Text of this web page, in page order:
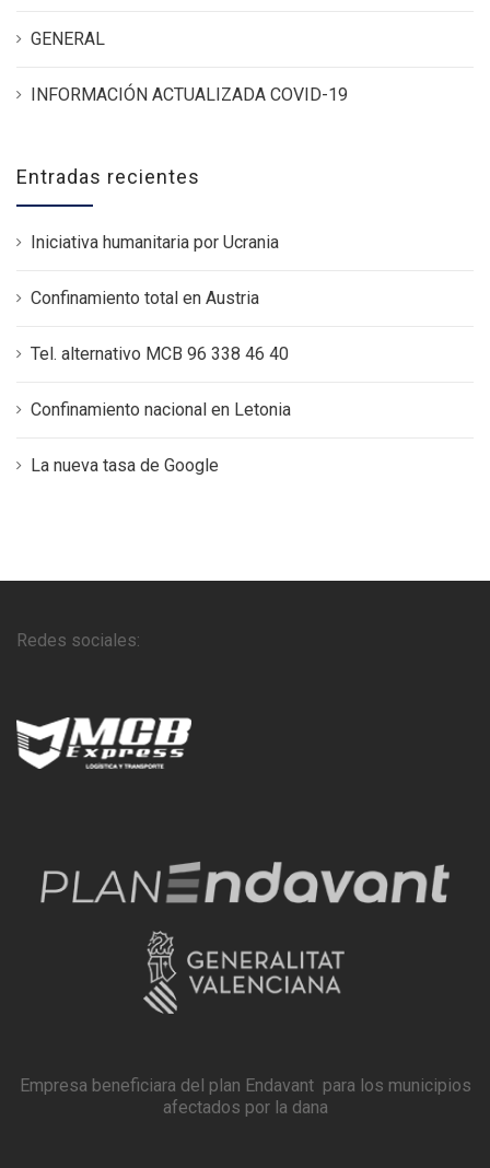
GENERAL
INFORMACIÓN ACTUALIZADA COVID-19
Entradas recientes
Iniciativa humanitaria por Ucrania
Confinamiento total en Austria
Tel. alternativo MCB 96 338 46 40
Confinamiento nacional en Letonia
La nueva tasa de Google
Redes sociales:
Empresa beneficiara del plan Endavant para los municipios
afectados por la dana